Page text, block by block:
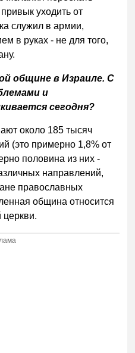
уходить от
служил в армии,
в руках - не для того,
общине в Израиле. С
и
сегодня?
около 185 тысяч
(это примерно 1,8% от
половина из них -
направлений,
православных
община относится
церкви.